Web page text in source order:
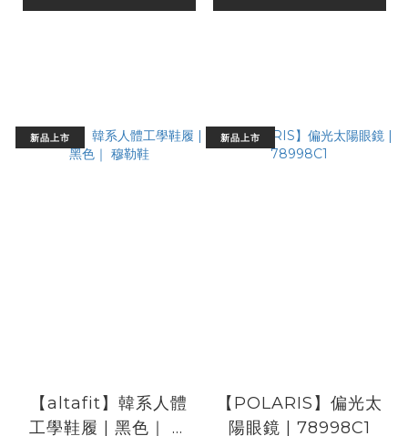
新品上市
【altafit】韓系人體
工學鞋履 | 黑色｜ 穆
新品上市
【POLARIS】偏光太
陽眼鏡 | 78998C1